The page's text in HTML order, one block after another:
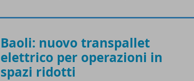
Baoli: nuovo transpallet
elettrico per operazioni in
spazi ridotti